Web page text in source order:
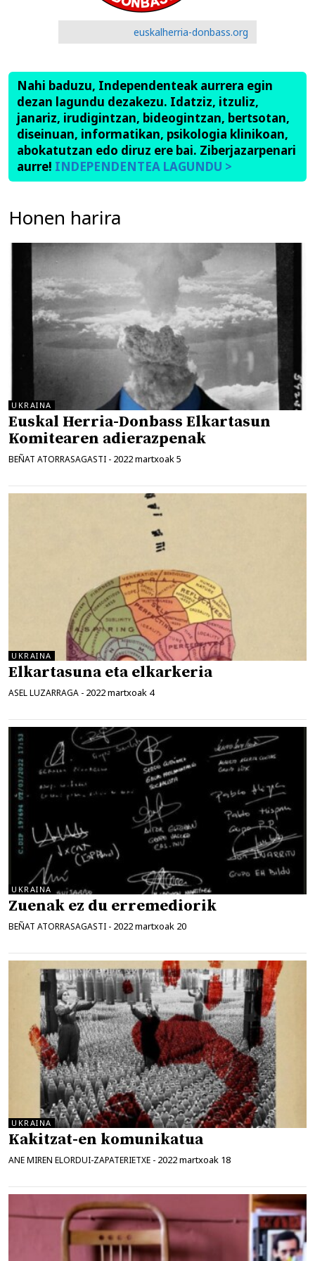
euskalherria-donbass.org
Nahi baduzu, Independenteak aurrera egin
dezan lagundu dezakezu. Idatziz, itzuliz,
janariz, irudigintzan, bideogintzan, bertsotan,
diseinuan, informatikan, psikologia klinikoan,
abokatutzan edo diruz ere bai. Ziberjazarpenari
aurre! INDEPENDENTEA LAGUNDU >
Honen harira
UKRAINA
Euskal Herria-Donbass Elkartasun
Komitearen adierazpenak
BEÑAT ATORRASAGASTI - 2022 martxoak 5
UKRAINA
Elkartasuna eta elkarkeria
ASEL LUZARRAGA - 2022 martxoak 4
UKRAINA
Zuenak ez du erremediorik
BEÑAT ATORRASAGASTI - 2022 martxoak 20
UKRAINA
Kakitzat-en komunikatua
ANE MIREN ELORDUI-ZAPATERIETXE - 2022 martxoak 18